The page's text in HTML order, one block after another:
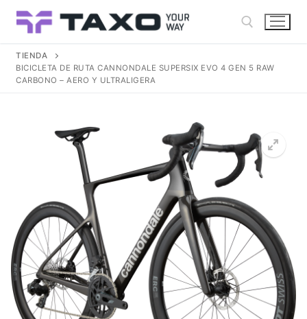
Buscar:
TIENDA
BICICLETA DE RUTA CANNONDALE SUPERSIX EVO 4 GEN 5 RAW
CARBONO – AERO Y ULTRALIGERA